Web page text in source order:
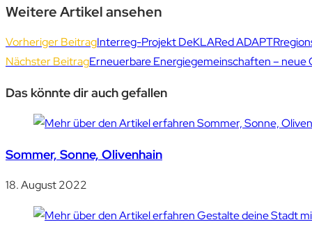
Weitere Artikel ansehen
Vorheriger BeitragInterreg-Projekt DeKLARed
Nächster BeitragErneuerbare Energiegemeinschaften – neue
Das könnte dir auch gefallen
Sommer, Sonne, Olivenhain
18. August 2022